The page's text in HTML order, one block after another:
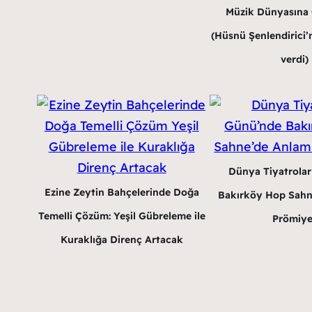
Müzik Dünyasına
(Hüsnü
verdi)
Ezine Zeytin Bahçelerinde Doğa
Temelli Çözüm: Yeşil Gübreleme ile
Kuraklığa Direnç Artacak
Dünya Tiyatrolar
Bakırköy Hop